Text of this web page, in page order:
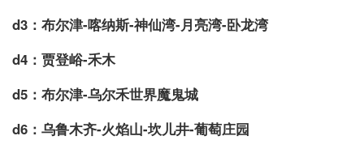
d3：布尔津-喀纳斯-神仙湾-月亮湾-卧龙湾
d4：贾登峪-禾木
d5：布尔津-乌尔禾世界魔鬼城
d6：乌鲁木齐-火焰山-坎儿井-葡萄庄园